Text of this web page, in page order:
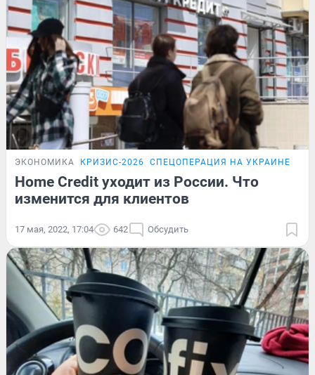
ЭКОНОМИКА КРИЗИС-2026 СПЕЦОПЕРАЦИЯ НА УКРАИНЕ
Home Credit уходит из России. Что
изменится для клиентов
17 мая, 2022, 17:04 642 Обсудить